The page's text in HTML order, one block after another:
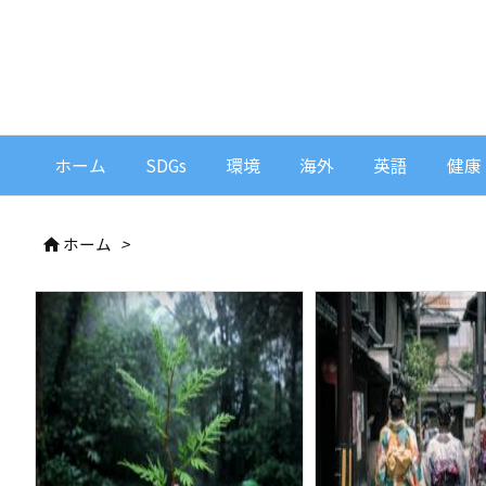
ホーム SDGs 環境 海外 英語 健康
 ホーム >